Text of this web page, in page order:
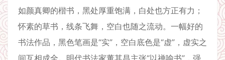
如颜真卿的楷书，黑处厚重饱满，白处也方正有力；
怀素的草书，线条飞舞，空白也随之流动。一幅好的
书法作品，黑色笔画是“实”，空白底色是“虚”，虚实之
间互相成全。明代书法家董其昌主张“以禅喻书”，强